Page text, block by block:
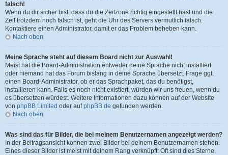
falsch!
Wenn du dir sicher bist, dass du die Zeitzone richtig eingestellt hast und die
Zeit trotzdem noch falsch ist, geht die Uhr des Servers vermutlich falsch.
Kontaktiere einen Administrator, damit er das Problem beheben kann.
Nach oben
Meine Sprache steht auf diesem Board nicht zur Auswahl!
Meist hat die Board-Administration entweder deine Sprache nicht installiert
oder niemand hat das Forum bislang in deine Sprache übersetzt. Frage ggf.
einen Board-Administrator, ob er das Sprachpaket, das du benötigst,
installieren kann. Falls es noch nicht existiert, würden wir uns freuen, wenn du
es übersetzen würdest. Weitere Informationen dazu können auf der Website
von phpBB Limited oder aufphpBB.de gefunden werden.
Nach oben
Was sind das für Bilder, die bei meinem Benutzernamen angezeigt werden?
In der Beitragsansicht können zwei Bilder bei deinem Benutzernamen stehen.
Eines dieser Bilder ist meist mit deinem Rang verknüpft: Oft sind dies Sterne,